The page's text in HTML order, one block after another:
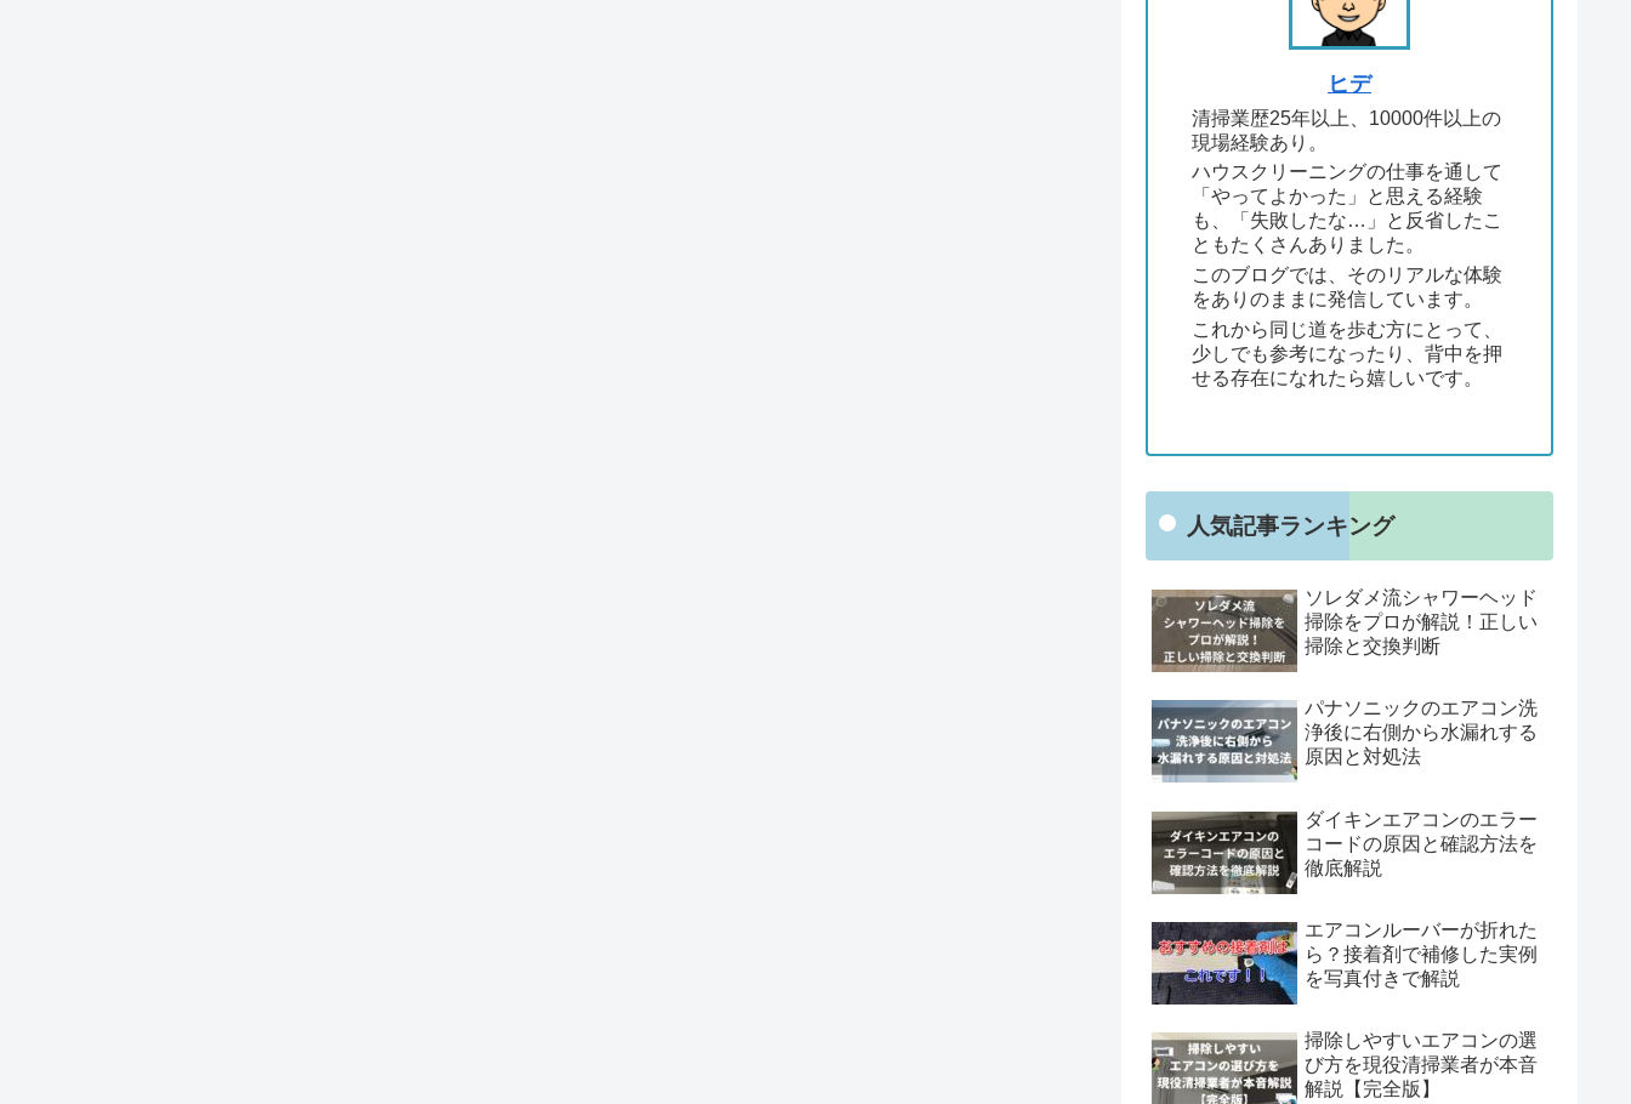
ヒデ
清掃業歴25年以上、10000件以上の
現場経験あり。
ハウスクリーニングの仕事を通して
「やってよかった」と思える経験
も、「失敗したな…」と反省したこ
ともたくさんありました。
このブログでは、そのリアルな体験
をありのままに発信しています。
これから同じ道を歩む方にとって、
少しでも参考になったり、背中を押
せる存在になれたら嬉しいです。
人気記事ランキング
ソレダメ流シャワーヘッド
掃除をプロが解説！正しい
掃除と交換判断
パナソニックのエアコン洗
浄後に右側から水漏れする
原因と対処法
ダイキンエアコンのエラー
コードの原因と確認方法を
徹底解説
エアコンルーバーが折れた
ら？接着剤で補修した実例
を写真付きで解説
掃除しやすいエアコンの選
び方を現役清掃業者が本音
解説【完全版】